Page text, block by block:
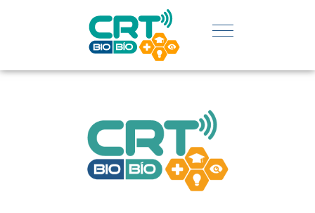
DE
Y
TELESALUD
EN CHILE